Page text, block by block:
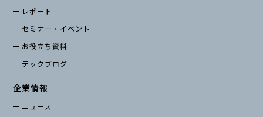
レポート
セミナー・イベント
お役立ち資料
テックブログ
企業情報
ニュース